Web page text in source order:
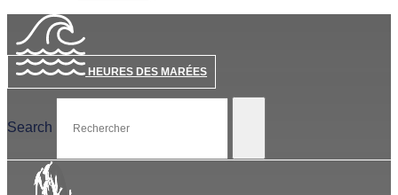
HEURES DES MARÉES
Search